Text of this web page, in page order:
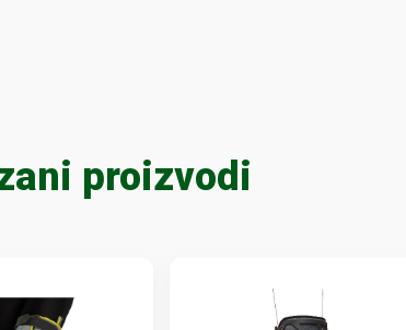
proizvodi